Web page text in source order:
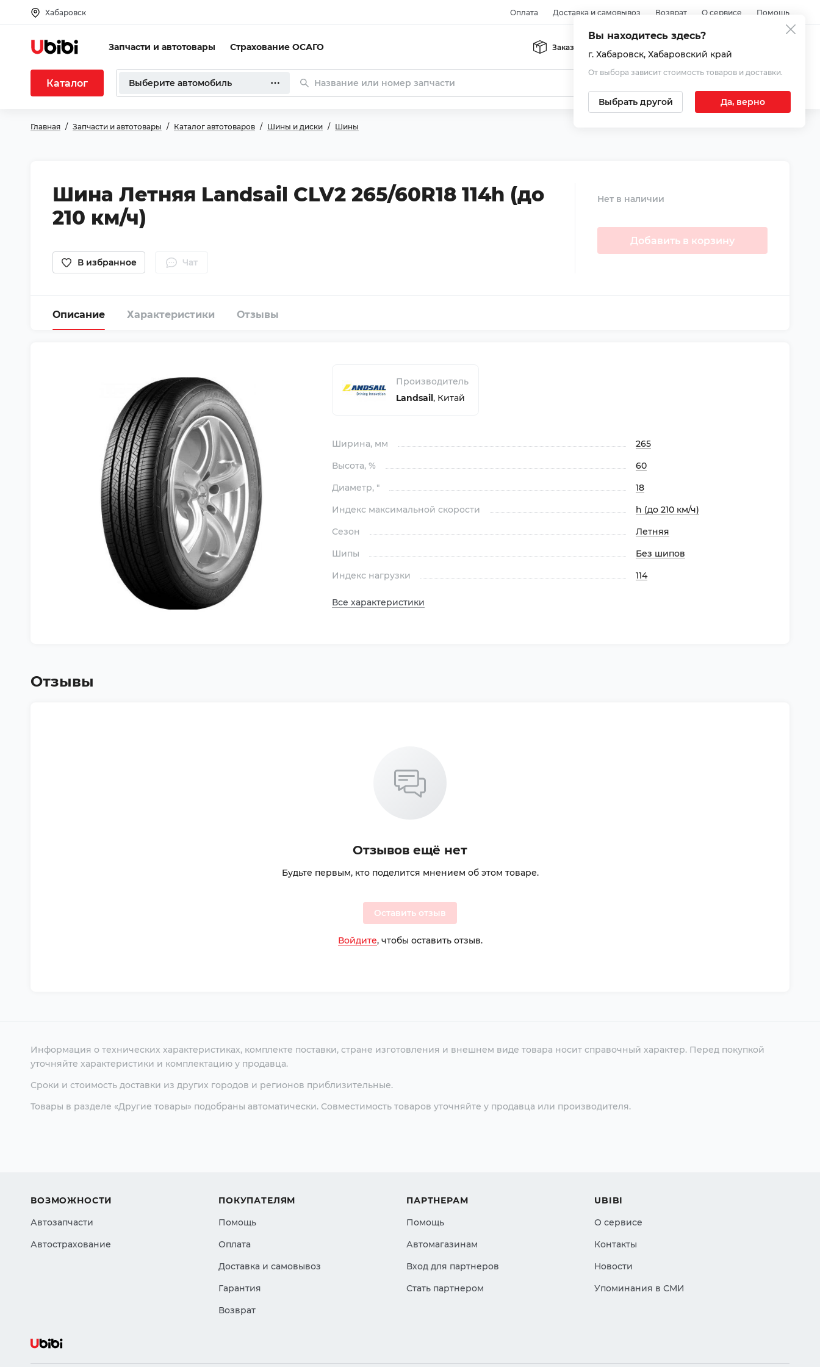
Хабаровск Оплата Доставка и самовывоз Возврат О сервисе Помощь
Запчасти и автотовары Страхование ОСАГО Заказы
Каталог Выберите автомобиль
Главная Запчасти и автотовары Каталог автотоваров Шины и диски Шины
Шина Летняя Landsail CLV2 265/60R18 114h (до
210 км/ч)
В избранное Чат
Нет в наличии
Добавить в корзину
Описание Характеристики Отзывы
Производитель
Landsail, Китай
Ширина, мм
265
Высота, %
60
Диаметр, "
18
Индекс максимальной скорости
h (до 210 км/ч)
Сезон
Летняя
Шипы
Без шипов
Индекс нагрузки
114
Все характеристики
Отзывы
Отзывов ещё нет
Будьте первым, кто поделится мнением об этом товаре.
Оставить отзыв
Войдите, чтобы оставить отзыв.
Информация о технических характеристиках, комплекте поставки, стране изготовления и внешнем виде товара носит справочный характер. Перед покупкой
уточняйте характеристики и комплектацию у продавца.
Сроки и стоимость доставки из других городов и регионов приблизительные.
Товары в разделе «Другие товары» подобраны автоматически. Совместимость товаров уточняйте у продавца или производителя.
ВОЗМОЖНОСТИ
Автозапчасти
Автострахование
ПОКУПАТЕЛЯМ
Помощь
Оплата
Доставка и самовывоз
Гарантия
Возврат
ПАРТНЕРАМ
Помощь
Автомагазинам
Вход для партнеров
Стать партнером
UBIBI
О сервисе
Контакты
Новости
Упоминания в СМИ
Вы находитесь здесь?
г. Хабаровск, Хабаровский край
От выбора зависит стоимость товаров и доставки.
Выбрать другой Да, верно